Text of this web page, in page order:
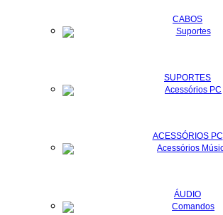
CABOS
SUPORTES
ACESSÓRIOS PC
ÁUDIO